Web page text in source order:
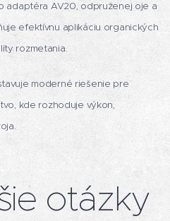
adaptéra AV20, odpruženej oje a
efektívnu aplikáciu organických
rozmetania.
moderné riešenie pre
kde rozhoduje výkon,
otázky